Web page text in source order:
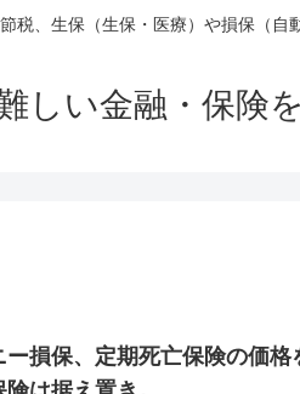
税、生保（生保・医療）や損保（
しい金融・保険
ー損保、定期死亡保険の価